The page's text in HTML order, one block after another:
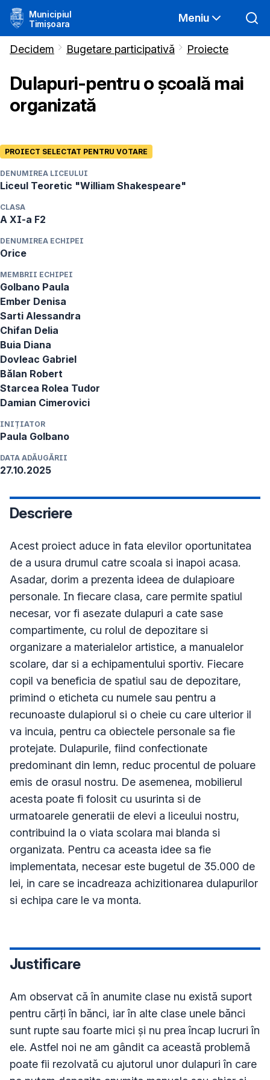
Municipiul
Timișoara
Meniu
Decidem Bugetare participativă Proiecte
Dulapuri-pentru o școală mai
organizată
PROIECT SELECTAT PENTRU VOTARE
DENUMIREA LICEULUI
Liceul Teoretic "William Shakespeare"
CLASA
A XI-a F2
DENUMIREA ECHIPEI
Orice
MEMBRII ECHIPEI
Golbano Paula
Ember Denisa
Sarti Alessandra
Chifan Delia
Buia Diana
Dovleac Gabriel
Bălan Robert
Starcea Rolea Tudor
Damian Cimerovici
INIȚIATOR
Paula Golbano
DATA ADĂUGĂRII
27.10.2025
Descriere
Acest proiect aduce in fata elevilor oportunitatea
de a usura drumul catre scoala si inapoi acasa.
Asadar, dorim a prezenta ideea de dulapioare
personale. In fiecare clasa, care permite spatiul
necesar, vor fi asezate dulapuri a cate sase
compartimente, cu rolul de depozitare si
organizare a materialelor artistice, a manualelor
scolare, dar si a echipamentului sportiv. Fiecare
copil va beneficia de spatiul sau de depozitare,
primind o eticheta cu numele sau pentru a
recunoaste dulapiorul si o cheie cu care ulterior il
va incuia, pentru ca obiectele personale sa fie
protejate. Dulapurile, fiind confectionate
predominant din lemn, reduc procentul de poluare
emis de orasul nostru. De asemenea, mobilierul
acesta poate fi folosit cu usurinta si de
urmatoarele generatii de elevi a liceului nostru,
contribuind la o viata scolara mai blanda si
organizata. Pentru ca aceasta idee sa fie
implementata, necesar este bugetul de 35.000 de
lei, in care se incadreaza achizitionarea dulapurilor
Justificare
Am observat că în anumite clase nu există suport
pentru cărți în bănci, iar în alte clase unele bănci
sunt rupte sau foarte mici și nu prea încap lucruri în
ele. Astfel noi ne am gândit ca această problemă
poate fii rezolvată cu ajutorul unor dulapuri în care